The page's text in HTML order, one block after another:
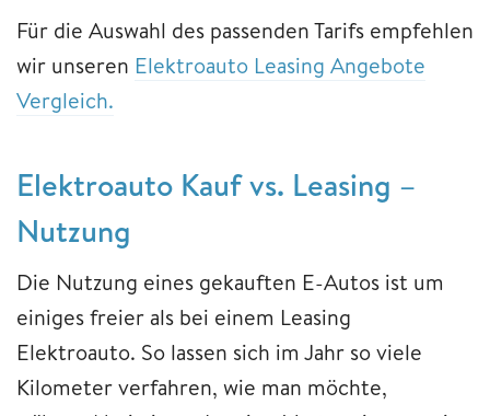
Für die Auswahl des passenden Tarifs empfehlen
wir unseren Elektroauto Leasing Angebote
Vergleich.
Elektroauto Kauf vs. Leasing –
Nutzung
Die Nutzung eines gekauften E-Autos ist um
einiges freier als bei einem Leasing
Elektroauto. So lassen sich im Jahr so viele
Kilometer verfahren, wie man möchte,